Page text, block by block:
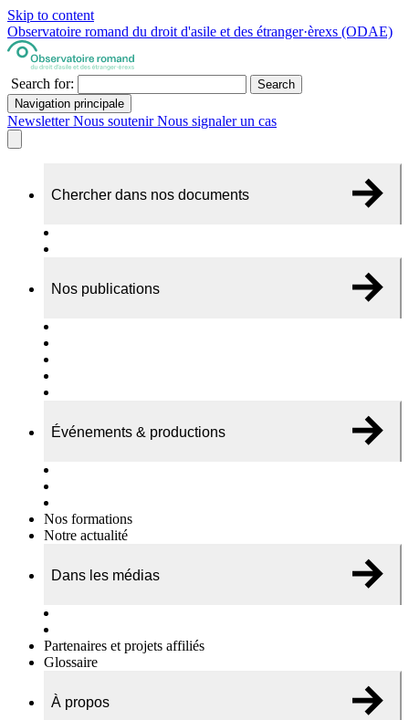
Skip to content
Observatoire romand du droit d'asile et des étranger·èrexs (ODAE)
Search for:
Search
Navigation principale
NewsletterNous soutenirNous signaler un cas
Chercher dans nos documents
Nos publications
Événements & productions
Nos formations
Notre actualité
Dans les médias
Partenaires et projets affiliés
Glossaire
À propos